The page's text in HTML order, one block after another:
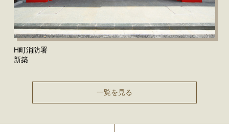
H町消防署
新築
一覧を見る